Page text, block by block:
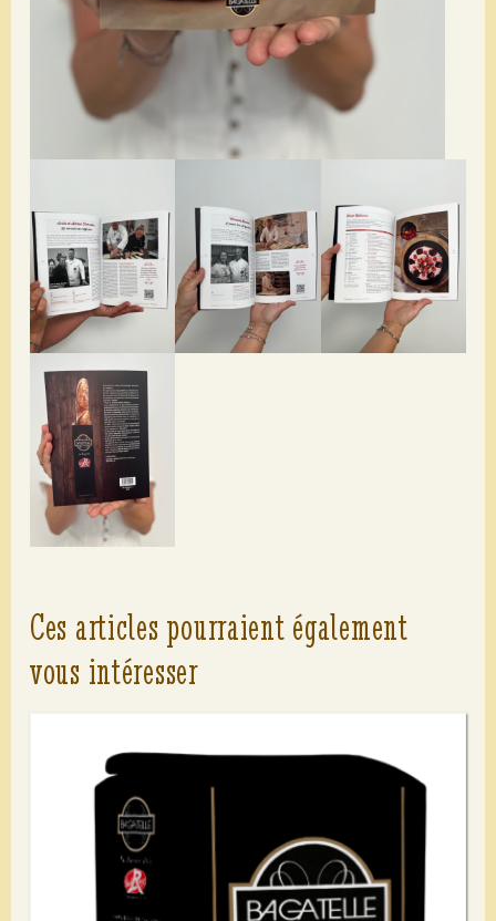
Ces articles pourraient également
vous intéresser